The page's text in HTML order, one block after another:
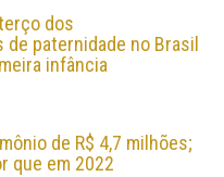
dos
paternidade no Brasil
infância
de R$ 4,7 milhões;
que em 2022